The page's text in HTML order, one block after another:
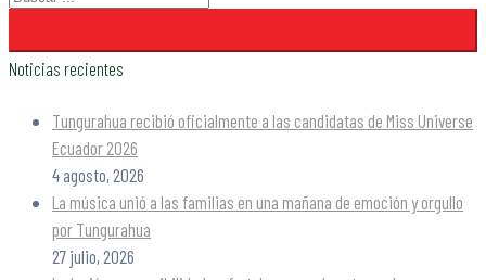
Noticias recientes
Tungurahua recibió oficialmente a las candidatas de Miss Universe
Ecuador 2026
4 agosto, 2026
La música unió a las familias en una mañana de emoción y orgullo
por Tungurahua
27 julio, 2026